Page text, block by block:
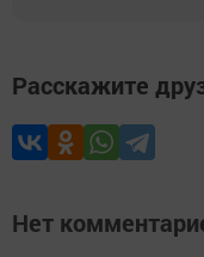
Расскажите
Нет